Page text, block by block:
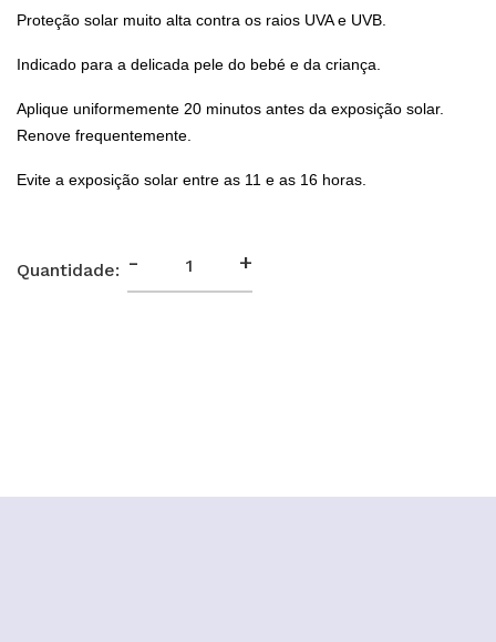
Proteção solar muito alta contra os raios UVA e UVB.
Indicado para a delicada pele do bebé e da criança.
Aplique uniformemente 20 minutos antes da exposição solar.
Renove frequentemente.
Evite a exposição solar entre as 11 e as 16 horas.
Quantidade: - +